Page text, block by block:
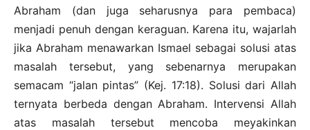
Abraham (dan juga seharusnya para pembaca)
menjadi penuh dengan keraguan. Karena itu, wajarlah
jika Abraham menawarkan Ismael sebagai solusi atas
masalah tersebut, yang sebenarnya merupakan
semacam “jalan pintas” (Kej. 17:18). Solusi dari Allah
ternyata berbeda dengan Abraham. Intervensi Allah
atas masalah tersebut mencoba meyakinkan